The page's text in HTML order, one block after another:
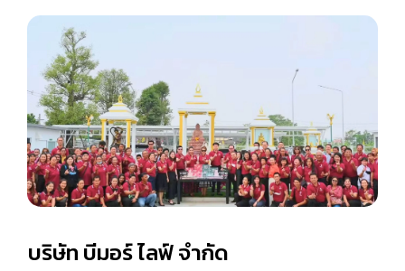
บริษัท บีมอร์ ไลฟ์ จำกัด